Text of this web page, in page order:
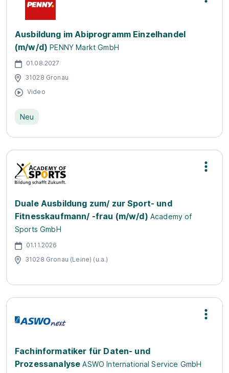
Ausbildung im Abiprogramm Einzelhandel
(m/w/d) PENNY Markt GmbH
01.08.2027
31028 Gronau
Video
Neu
Duale Ausbildung zum/ zur Sport- und
Fitnesskaufmann/ -frau (m/w/d) Academy of
Sports GmbH
01.11.2026
31028 Gronau (Leine) (u.a.)
Fachinformatiker für Daten- und
Prozessanalyse ASWO International Service GmbH